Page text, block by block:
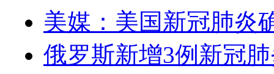
美媒：美国新冠肺炎
俄罗斯新增3例新冠